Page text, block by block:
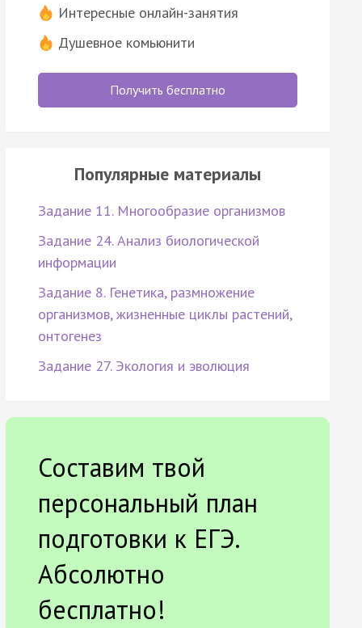
Интересные онлайн-занятия
Душевное комьюнити
Получить бесплатно
Популярные материалы
Задание 11. Многообразие организмов
Задание 24. Анализ биологической
информации
Задание 8. Генетика, размножение
организмов, жизненные циклы растений,
онтогенез
Задание 27. Экология и эволюция
Составим твой
персональный план
подготовки к ЕГЭ.
Абсолютно
бесплатно!